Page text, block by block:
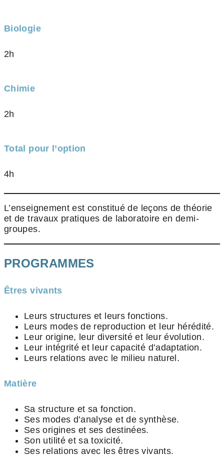
Biologie
2h
Chimie
2h
Total pour l’option
4h
L’enseignement est constitué de leçons de théorie
et de travaux pratiques de laboratoire en demi-
groupes.
PROGRAMMES
Êtres vivants
Leurs structures et leurs fonctions.
Leurs modes de reproduction et leur hérédité.
Leur origine, leur diversité et leur évolution.
Leur intégrité et leur capacité d’adaptation.
Leurs relations avec le milieu naturel.
Matière
Sa structure et sa fonction.
Ses modes d’analyse et de synthèse.
Ses origines et ses destinées.
Son utilité et sa toxicité.
Ses relations avec les êtres vivants.